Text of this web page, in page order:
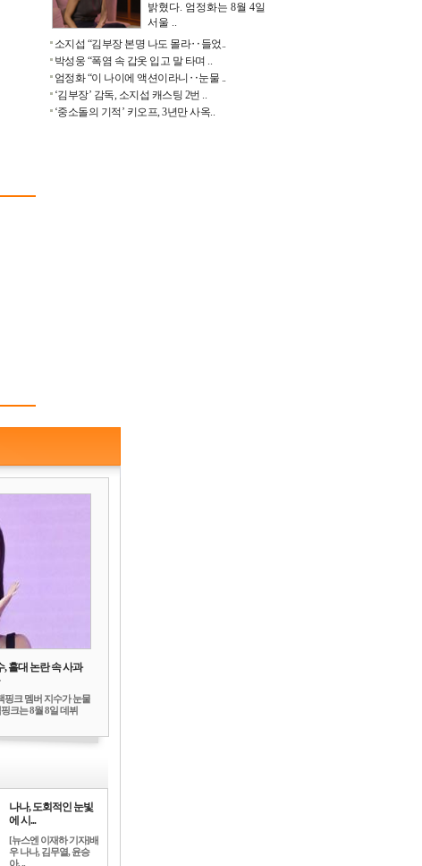
밝혔다. 엄정화는 8월 4일
서울 ..
소지섭 “김부장 본명 나도 몰라‥들었..
박성웅 “폭염 속 갑옷 입고 말 타며 ..
엄정화 “이 나이에 액션이라니‥눈물 ..
‘김부장’ 감독, 소지섭 캐스팅 2번 ..
‘중소돌의 기적’ 키오프, 3년만 사옥..
, 홀대 논란 속 사과
핑크 멤버 지수가 눈물
크는 8월 8일 데뷔
나나, 도회적인 눈빛
에 시...
[뉴스엔 이재하 기자]배
우 나나, 김무열, 윤승
아, ..